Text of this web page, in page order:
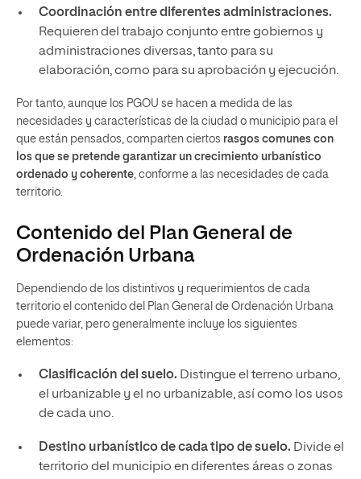
Coordinación entre diferentes administraciones.
Requieren del trabajo conjunto entre gobiernos y
administraciones diversas, tanto para su
elaboración, como para su aprobación y ejecución.
Por tanto, aunque los PGOU se hacen a medida de las
necesidades y características de la ciudad o municipio para el
que están pensados, comparten ciertos rasgos comunes con
los que se pretende garantizar un crecimiento urbanístico
ordenado y coherente, conforme a las necesidades de cada
territorio.
Contenido del Plan General de
Ordenación Urbana
Dependiendo de los distintivos y requerimientos de cada
territorio el contenido del Plan General de Ordenación Urbana
puede variar, pero generalmente incluye los siguientes
elementos:
Clasificación del suelo. Distingue el terreno urbano,
el urbanizable y el no urbanizable, así como los usos
de cada uno.
Destino urbanístico de cada tipo de suelo. Divide el
territorio del municipio en diferentes áreas o zonas